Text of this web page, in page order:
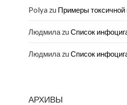
Polya zu Примеры
Людмила zu Список
Людмила zu Список
АРХИВЫ